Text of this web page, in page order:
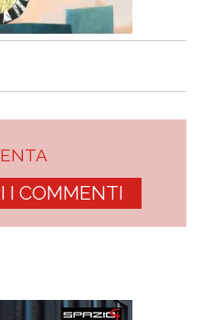
I COMMENTI